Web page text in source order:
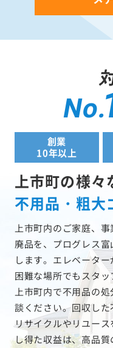
No.
創業
10年以上
上市町の様々
不用品・粗大
上市町内のご家庭、
廃品を、プログレス
します。エレベータ
困難な場所でもスタ
上市町内で不用品の
談ください。回収し
リサイクルやリユー
し得た収益は、高品